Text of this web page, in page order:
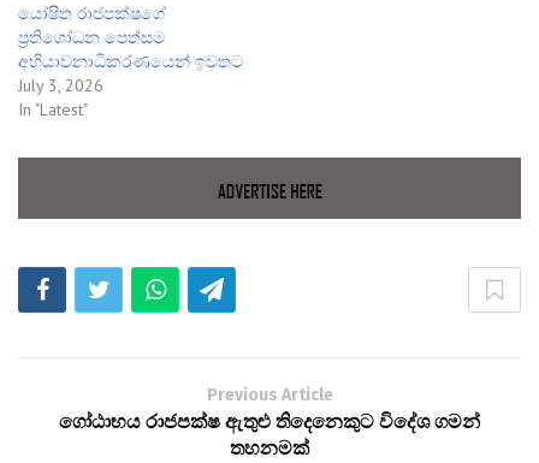
යෝෂිත රාජපක්ෂගේ
ප්‍රතිශෝධන පෙත්සම
අභියාචනාධිකරණයෙන් ඉවතට
July 3, 2026
In "Latest"
Previous Article
ගෝඨාභය රාජපක්ෂ ඇතුළු තිදෙනෙකුට විදේශ ගමන්
තහනමක්